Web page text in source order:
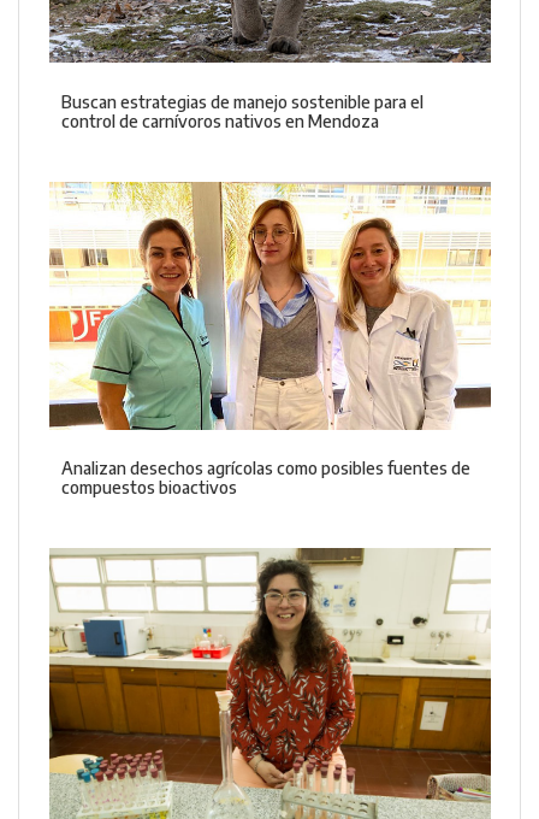
Buscan estrategias de manejo sostenible para el
control de carnívoros nativos en Mendoza
Analizan desechos agrícolas como posibles fuentes de
compuestos bioactivos